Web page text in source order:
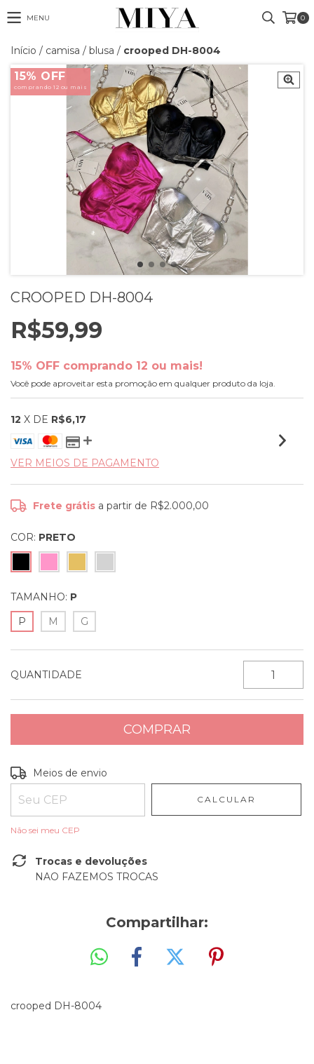
MENU 0
Início / camisa / blusa / crooped DH-8004
15% OFF
comprando 12 ou mais
CROOPED DH-8004
R$59,99
15% OFF comprando 12 ou mais!
Você pode aproveitar esta promoção em qualquer produto da loja.
12 X DE R$6,17
VER MEIOS DE PAGAMENTO
Frete grátis a partir de R$2.000,00
COR: PRETO
TAMANHO: P
P
M G
QUANTIDADE
Entregas para o CEP:
Meios de envio
CALCULAR
Não sei meu CEP
Trocas e devoluções
NAO FAZEMOS TROCAS
Compartilhar:
crooped DH-8004